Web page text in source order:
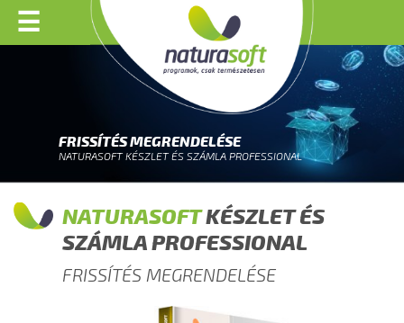
☰
FRISSÍTÉS MEGRENDELÉSE
NATURASOFT KÉSZLET ÉS SZÁMLA PROFESSIONAL
NATURASOFTKÉSZLET ÉS
SZÁMLA PROFESSIONAL
FRISSÍTÉS MEGRENDELÉSE